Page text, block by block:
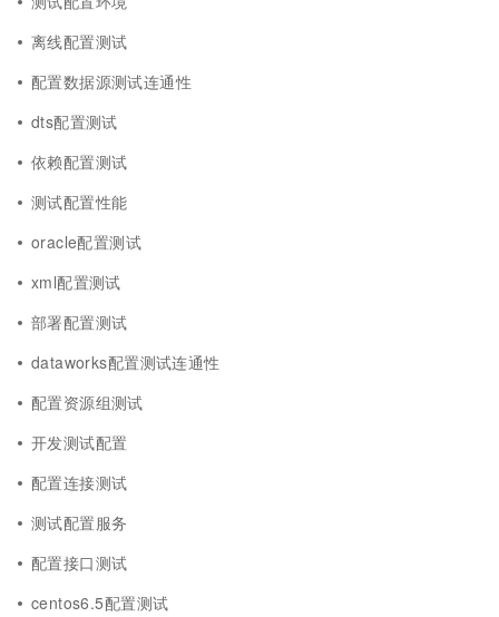
离线配置测试
配置数据源测试连通性
dts配置测试
依赖配置测试
测试配置性能
oracle配置测试
xml配置测试
部署配置测试
dataworks配置测试连通性
配置资源组测试
开发测试配置
配置连接测试
测试配置服务
配置接口测试
centos6.5配置测试